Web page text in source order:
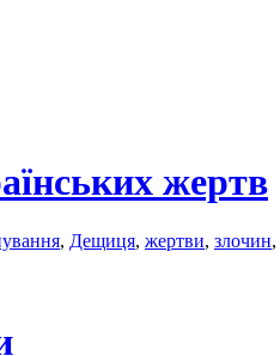
жертв
, Дещиця, жертви, злочин,